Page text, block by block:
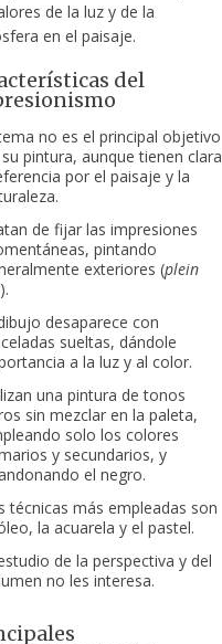
de la luz y de la
en el paisaje.
del
no es el principal objetivo
pintura, aunque tienen clara
por el paisaje y la
de fijar las impresiones
pintando
exteriores (plein
).
desaparece con
sueltas, dándole
a la luz y al color.
una pintura de tonos
sin mezclar en la paleta,
solo los colores
y secundarios, y
el negro.
técnicas más empleadas son
la acuarela y el pastel.
de la perspectiva y del
no les interesa.